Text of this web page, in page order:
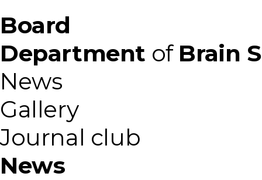
Board
Department of Brain
News
Gallery
Journal club
News